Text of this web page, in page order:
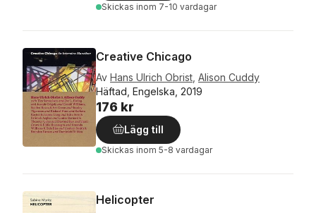
Skickas inom 7-10 vardagar
Creative Chicago
Av Hans Ulrich Obrist Alison Cuddy
Häftad, Engelska, 2019
176 kr
Lägg till
Skickas inom 5-8 vardagar
Helicopter